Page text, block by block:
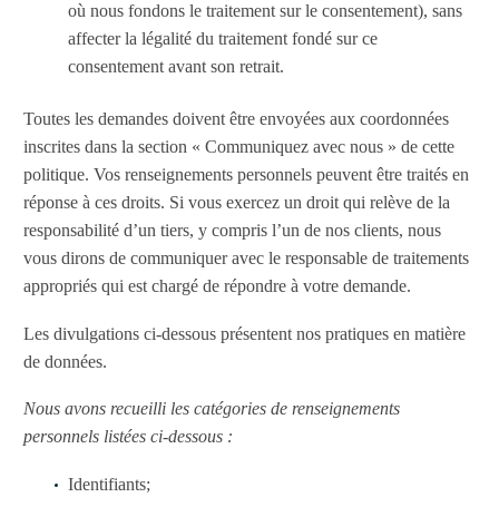
où nous fondons le traitement sur le consentement), sans
affecter la légalité du traitement fondé sur ce
consentement avant son retrait.
Toutes les demandes doivent être envoyées aux coordonnées
inscrites dans la section « Communiquez avec nous » de cette
politique. Vos renseignements personnels peuvent être traités en
réponse à ces droits. Si vous exercez un droit qui relève de la
responsabilité d’un tiers, y compris l’un de nos clients, nous
vous dirons de communiquer avec le responsable de traitements
appropriés qui est chargé de répondre à votre demande.
Les divulgations ci-dessous présentent nos pratiques en matière
de données.
Nous avons recueilli les catégories de renseignements
personnels listées ci-dessous :
Identifiants;